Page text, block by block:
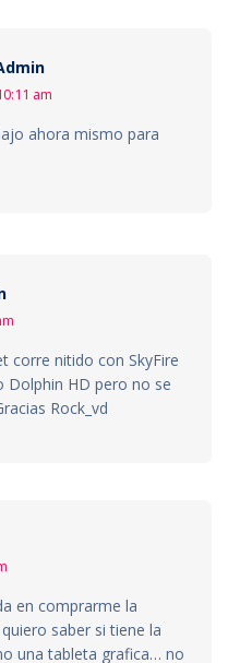
am
ahora mismo para
corre nitido con SkyFire
Dolphin HD pero no se
Rock_vd
en comprarme la
saber si tiene la
una tableta grafica… no